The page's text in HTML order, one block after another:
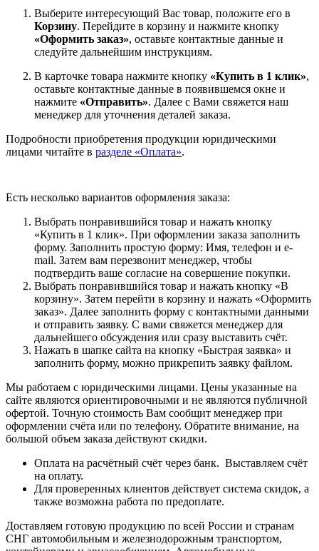
Выберите интересующий Вас товар, положите его в
Корзину. Перейдите в корзину и нажмите кнопку
«Оформить заказ», оставьте контактные данные и
следуйте дальнейшим инструкциям.
В карточке товара нажмите кнопку «Купить в 1 клик»,
оставьте контактные данные в появившемся окне и
нажмите «Отправить». Далее с Вами свяжется наш
менеджер для уточнения деталей заказа.
Подробности приобретения продукции юридическими
лицами читайте в разделе «Оплата».
Есть несколько вариантов оформления заказа:
Выбрать понравившийся товар и нажать кнопку
«Купить в 1 клик». При оформлении заказа заполнить
форму. Заполнить простую форму: Имя, телефон и e-
mail. Затем вам перезвонит менеджер, чтобы
подтвердить ваше согласие на совершение покупки.
Выбрать понравившийся товар и нажать кнопку «В
корзину». Затем перейти в корзину и нажать «Оформить
заказ». Далее заполнить форму с контактными данными
и отправить заявку. С вами свяжется менеджер для
дальнейшего обсуждения или сразу выставить счёт.
Нажать в шапке сайта на кнопку «Быстрая заявка» и
заполнить форму, можно прикрепить заявку файлом.
Мы работаем с юридическими лицами. Цены указанные на
сайте являются ориентировочными и не являются публичной
офертой. Точную стоимость Вам сообщит менеджер при
оформлении счёта или по телефону. Обратите внимание, на
большой объем заказа действуют скидки.
Оплата на расчётный счёт через банк. Выставляем счёт
на оплату.
Для проверенных клиентов действует система скидок, а
также возможна работа по предоплате.
Доставляем готовую продукцию по всей России и странам
СНГ автомобильным и железнодорожным транспортом,